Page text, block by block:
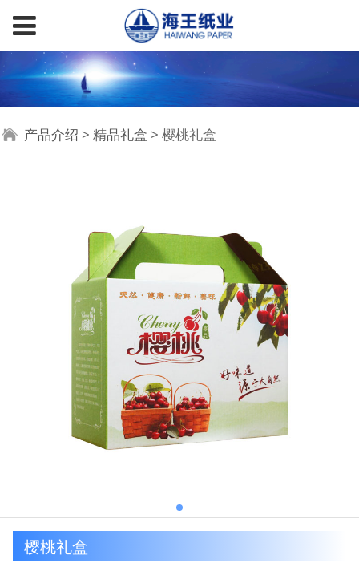
樱桃礼盒
产品介绍 > 精品礼盒 > 樱桃礼盒
樱桃礼盒